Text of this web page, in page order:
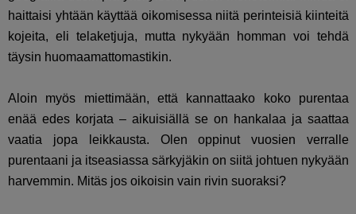
haittaisi yhtään käyttää oikomisessa niitä perinteisiä kiinteitä
kojeita, eli telaketjuja, mutta nykyään homman voi tehdä
täysin huomaamattomastikin.
Aloin myös miettimään, että kannattaako koko purentaa
enää edes korjata – aikuisiällä se on hankalaa ja saattaa
vaatia jopa leikkausta. Olen oppinut vuosien verralle
purentaani ja itseasiassa särkyjäkin on siitä johtuen nykyään
harvemmin. Mitäs jos oikoisin vain rivin suoraksi?